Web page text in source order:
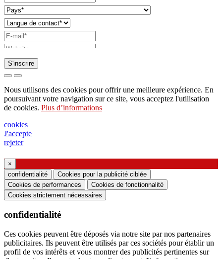
Demande d'envoi de catalogue
Demande à être contacté par votre représentant
commercial
Demande de support ou de conception
d'éclairage
produits Ghidini & Lucitalia
Manifestation du consentement (article 7 du
règlement UE n ° 2016/679)
Je déclare avoir lu les informations sur le
traitement des données personnelles et j'accepte le
traitement de mes données personnelles.
S'inscrire
Nous utilisons des cookies pour offrir une meilleure expérience. En
poursuivant votre navigation sur ce site, vous acceptez l'utilisation
de cookies. Plus d’informations
cookies
J'accepte
rejeter
×
confidentialité
Cookies pour la publicité ciblée
Cookies de performances
Cookies de fonctionnalité
Cookies strictement nécessaires
confidentialité
Ces cookies peuvent être déposés via notre site par nos partenaires
publicitaires. Ils peuvent être utilisés par ces sociétés pour établir un
profil de vos intérêts et vous montrer des publicités pertinentes sur